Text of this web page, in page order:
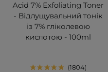
Acid 7% Exfoliating Toner
- Відлущувальний тонік
із 7% гліколевою
кислотою - 100ml
1804